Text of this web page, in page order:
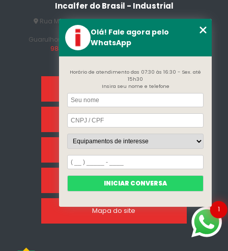
Incalfer do Brasil - Industrial
Rua Manuel Jesus Fernandes , 172 - Jardim Santo
Afonso
Guarulhos - SP - CEP: 07215-230
(11) 3296-7700
98409-5498
contato@incalfer.com.br
Home
Sobre Nós
Categorias
Clientes
Mapa do site 1
Olá! Fale agora pelo
WhatsApp
Horário de atendimento das 07:30 às 16:30 - Sex. até
15h30
Insira seu nome e telefone
INICIAR CONVERSA